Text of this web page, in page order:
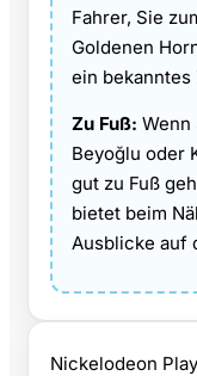
Fahrer, Sie
Goldenen
ein
Zu Fuß: Wenn
Beyoğlu oder
gut zu Fuß
bietet beim
Ausblicke auf
Nickelodeon